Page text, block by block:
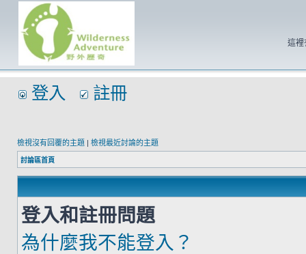
這裡
登入 註冊
檢視沒有回覆的主題 | 檢視最近討論的主題
討論區首頁
登入和註冊問題
為什麼我不能登入？